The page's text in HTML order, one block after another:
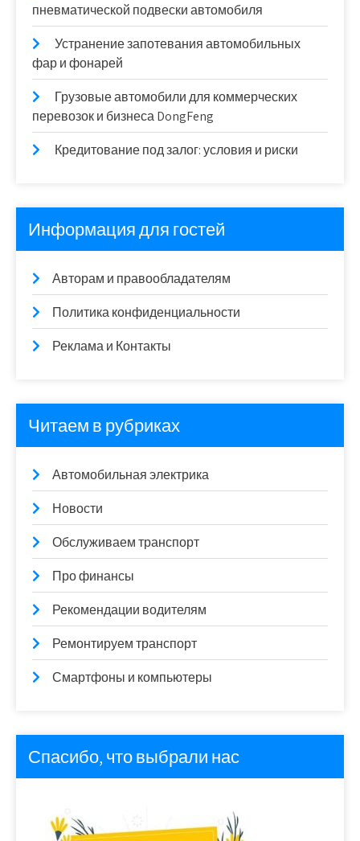
пневматической подвески автомобиля
Устранение запотевания автомобильных
фар и фонарей
Грузовые автомобили для коммерческих
перевозок и бизнеса DongFeng
Кредитование под залог: условия и риски
Информация для гостей
Авторам и правообладателям
Политика конфиденциальности
Реклама и Контакты
Читаем в рубриках
Автомобильная электрика
Новости
Обслуживаем транспорт
Про финансы
Рекомендации водителям
Ремонтируем транспорт
Смартфоны и компьютеры
Спасибо, что выбрали нас